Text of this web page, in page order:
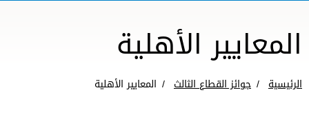
المعايير الأهلية
الرئيسية جوائز القطاع الثالث المعايير الأهلية